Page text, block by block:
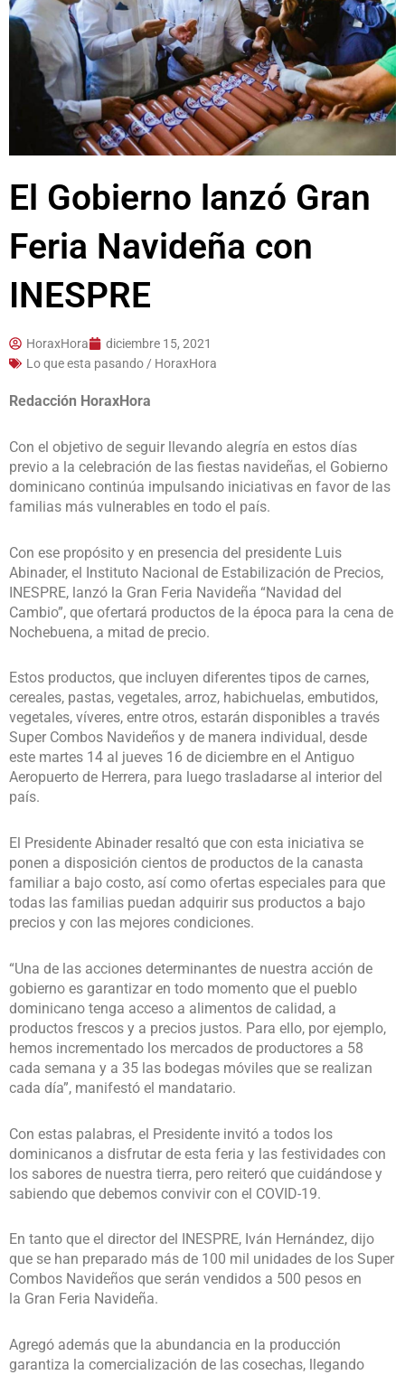
El Gobierno lanzó Gran
Feria Navideña con
INESPRE
HoraxHora
diciembre 15, 2021
Lo que esta pasando / HoraxHora
Redacción HoraxHora
Con el objetivo de seguir llevando alegría en estos días
previo a la celebración de las fiestas navideñas, el Gobierno
dominicano continúa impulsando iniciativas en favor de las
familias más vulnerables en todo el país.
Con ese propósito y en presencia del presidente Luis
Abinader, el Instituto Nacional de Estabilización de Precios,
INESPRE, lanzó la Gran Feria Navideña “Navidad del
Cambio”, que ofertará productos de la época para la cena de
Nochebuena, a mitad de precio.
Estos productos, que incluyen diferentes tipos de carnes,
cereales, pastas, vegetales, arroz, habichuelas, embutidos,
vegetales, víveres, entre otros, estarán disponibles a través
Super Combos Navideños y de manera individual, desde
este martes 14 al jueves 16 de diciembre en el Antiguo
Aeropuerto de Herrera, para luego trasladarse al interior del
país.
El Presidente Abinader resaltó que con esta iniciativa se
ponen a disposición cientos de productos de la canasta
familiar a bajo costo, así como ofertas especiales para que
todas las familias puedan adquirir sus productos a bajo
precios y con las mejores condiciones.
“Una de las acciones determinantes de nuestra acción de
gobierno es garantizar en todo momento que el pueblo
dominicano tenga acceso a alimentos de calidad, a
productos frescos y a precios justos. Para ello, por ejemplo,
hemos incrementado los mercados de productores a 58
cada semana y a 35 las bodegas móviles que se realizan
cada día”, manifestó el mandatario.
Con estas palabras, el Presidente invitó a todos los
dominicanos a disfrutar de esta feria y las festividades con
los sabores de nuestra tierra, pero reiteró que cuidándose y
sabiendo que debemos convivir con el COVID-19.
En tanto que el director del INESPRE, Iván Hernández, dijo
que se han preparado más de 100 mil unidades de los Super
Combos Navideños que serán vendidos a 500 pesos en
la Gran Feria Navideña.
Agregó además que la abundancia en la producción
garantiza la comercialización de las cosechas, llegando